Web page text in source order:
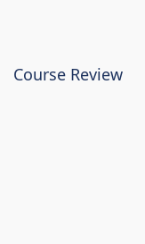
Course Review